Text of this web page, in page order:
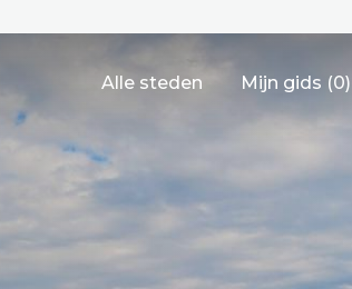
Alle steden Mijn gids (0)